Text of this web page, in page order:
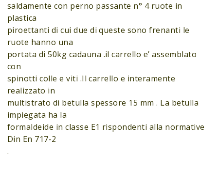
saldamente con perno passante n° 4 ruote in
plastica
piroettanti di cui due di queste sono frenanti le
ruote hanno una
portata di 50kg cadauna .il carrello e’ assemblato
con
spinotti colle e viti .Il carrello e interamente
realizzato in
multistrato di betulla spessore 15 mm . La betulla
impiegata ha la
formaldeide in classe E1 rispondenti alla normative
Din En 717-2
.